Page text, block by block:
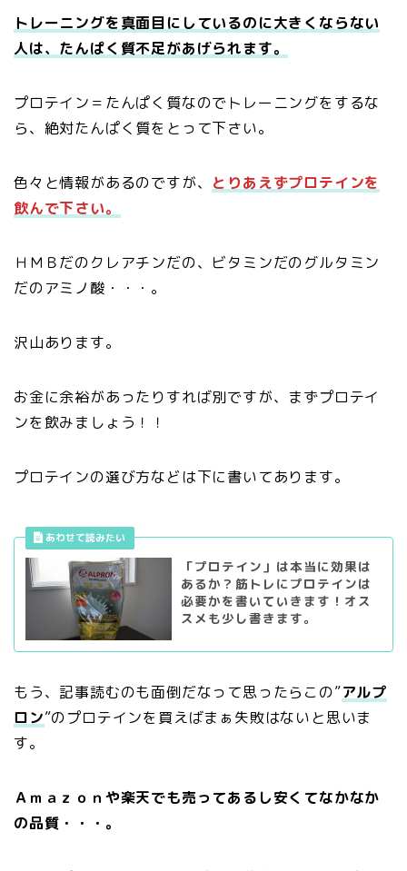
トレーニングを真面目にしているのに大きくならない
人は、たんぱく質不足があげられます。
プロテイン＝たんぱく質なのでトレーニングをするな
ら、絶対たんぱく質をとって下さい。
色々と情報があるのですが、 とりあえずプロテインを
飲んで下さい。
ＨＭＢだのクレアチンだの、ビタミンだのグルタミン
だのアミノ酸・・・。
沢山あります。
お金に余裕があったりすれば別ですが、まずプロテイ
ンを飲みましょう！！
プロテインの選び方などは下に書いてあります。
「プロテイン」は本当に効果は
あるか？筋トレにプロテインは
必要かを書いていきます！オス
スメも少し書きます。
もう、記事読むのも面倒だなって思ったらこの”アルプ
ロン”のプロテインを買えばまぁ失敗はないと思いま
す。
Ａｍａｚｏｎや楽天でも売ってあるし安くてなかなか
の品質・・・。